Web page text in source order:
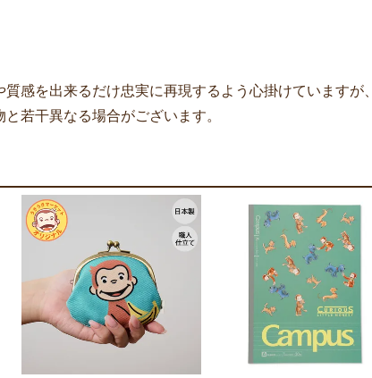
感を出来るだけ忠実に再現するよう心掛けていますが
若干異なる場合がございます。